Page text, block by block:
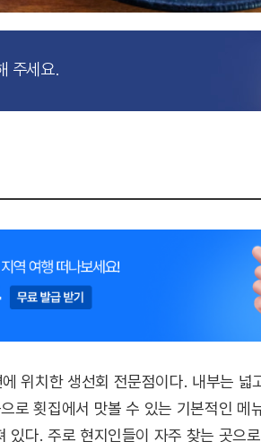
주세요.
위치한 생선회 전문점이다. 내부는
로 횟집에서 맛볼 수 있는 기본적인 메
있다. 주로 현지인들이 자주 찾는 곳으